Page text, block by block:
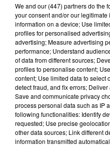
7 août 2026
Brent
nouveau
7 août 2026
Rihanna
Rocky
Tayc et
dansant
We and our (447) partnersdo the
your consent and/or our
information on a device; Use
profiles for personalised
advertising; Measure advertising
performance; Understand
of data from different sources;
profiles to personalise content;
content; Use limited data to select
detect fraud, and fix errors;
Save and communicate privacy
process personal data such as IP
following functionalities: Identify
requested; Use precise
other data sources; Link different
information transmitted